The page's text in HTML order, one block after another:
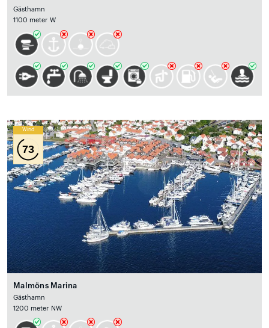
Gästhamn
1100 meter W
Wind
73
Malmöns Marina
Gästhamn
1200 meter NW